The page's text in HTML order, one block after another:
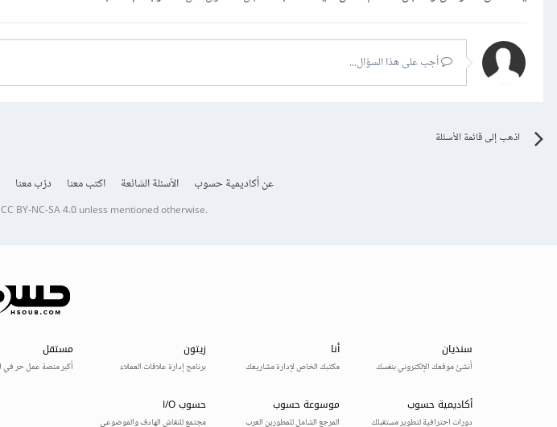
أجب على هذا السؤال...
اذهب إلى قائمة الأسئلة
عن أكاديمية حسوب الأسئلة الشائعة اكتب معنا درّب معنا
CC BY-NC-SA 4.0unless mentioned otherwise.